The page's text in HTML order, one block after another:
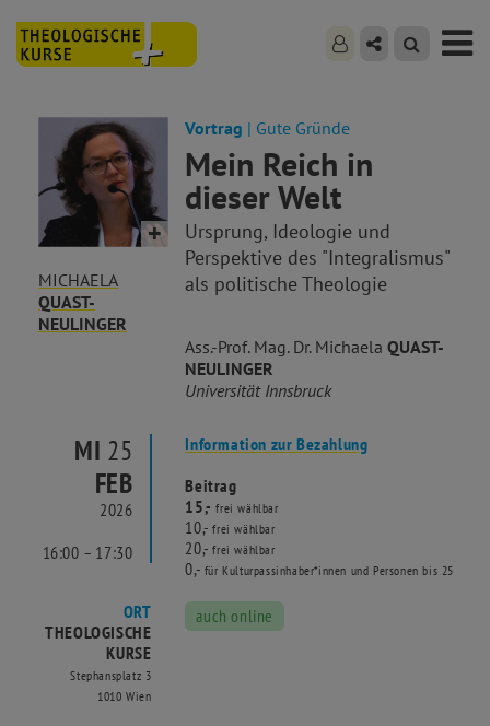
MICHAELA
QUAST-
NEULINGER
Vortrag | Gute Gründe
Mein Reich in
dieser Welt
Ursprung, Ideologie und
Perspektive des "Integralismus"
als politische Theologie
Ass.-Prof. Mag. Dr. MichaelaQUAST-
NEULINGER
Universität Innsbruck
MI 25
FEB
2026
16:00 – 17:30
Information zur Bezahlung
Beitrag
15,- frei wählbar
10,-frei wählbar
20,-frei wählbar
0,- für Kulturpassinhaber*innen und Personen bis 25
ORT
THEOLOGISCHE
KURSE
Stephansplatz 3
1010 Wien
auch online